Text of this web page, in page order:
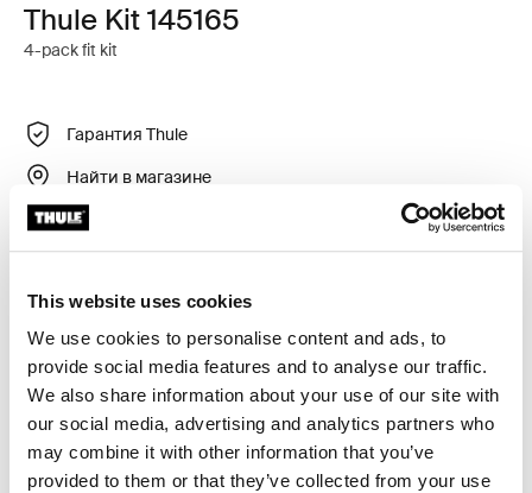
This website uses cookies
We use cookies to personalise content and ads, to
provide social media features and to analyse our traffic.
We also share information about your use of our site with
our social media, advertising and analytics partners who
may combine it with other information that you’ve
provided to them or that they’ve collected from your use
Thule Kit 145165
4-pack fit kit
Гарантия Thule
Найти в магазине
багажника для крыши Thule на автомобили без
готовых точек крепления или установленных
изготовителем багажников.